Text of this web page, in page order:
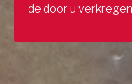
de door u